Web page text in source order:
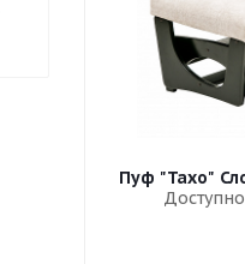
Пуф "Тахо"